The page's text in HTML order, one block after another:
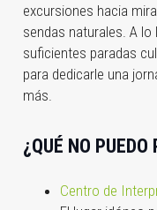
excursiones hacia
sendas naturales. A
suficientes paradas
para dedicarle una
más.
¿QUÉ NO PUEDO
Centro de